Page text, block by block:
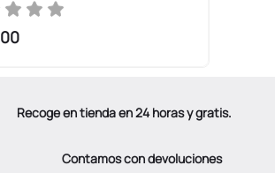
00
Recoge en tienda en 24 horas y gratis.
Contamos con devoluciones